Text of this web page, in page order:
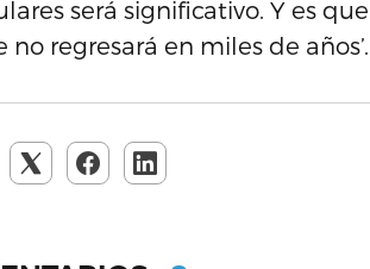
será significativo. Y es
regresará en miles de años’.